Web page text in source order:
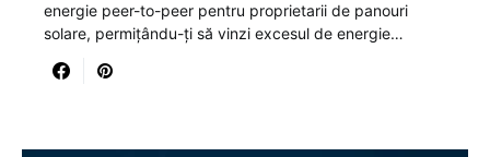
energie peer-to-peer pentru proprietarii de panouri
solare, permițându-ți să vinzi excesul de energie…